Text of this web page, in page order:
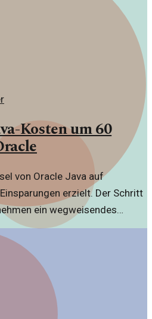
Kosten um 60
von Oracle Java auf
erzielt. Der Schritt
ein wegweisendes